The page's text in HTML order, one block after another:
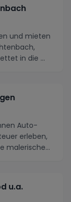
und mieten
in die ...
Auto-
erleben,
malerische
u.a.